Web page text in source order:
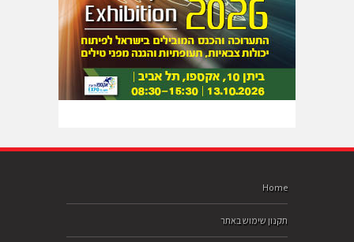
Home
תקנון שימוש באתר